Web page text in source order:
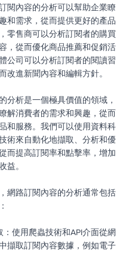
閱內容的分析可以幫助企業瞭
和需求，從而提供更好的產品
零售商可以分析訂閱者的購買
，從而優化商品推薦和促銷活
公司可以分析訂閱者的閱讀習
改進新聞內容和編輯方針。
分析是一個極具價值的領域，
解消費者的需求和興趣，從而
和服務。我們可以使用資料科
術來自動化地擷取、分析和優
而提高訂閱率和點擊率，增加
益。
網路訂閱內容的分析通常包括
：使用爬蟲技術和API介面從網
擷取訂閱內容數據，例如電子